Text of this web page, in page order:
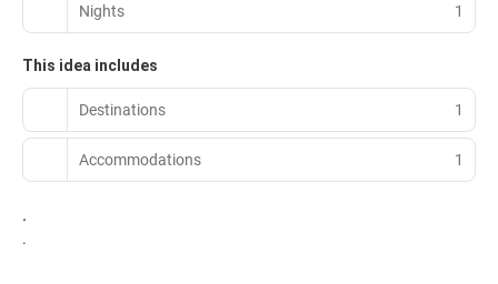
Nights 1
This idea includes
Destinations 1
Accommodations 1
.
.